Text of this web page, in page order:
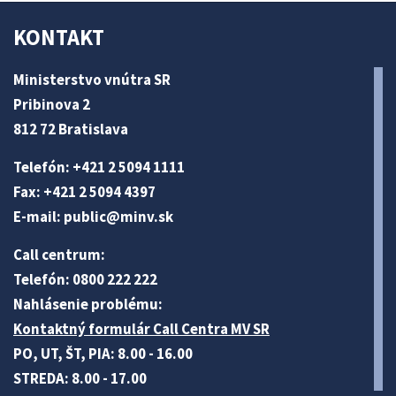
KONTAKT
Ministerstvo vnútra SR
Pribinova 2
812 72 Bratislava
Telefón: +421 2 5094 1111
Fax: +421 2 5094 4397
E-mail: public@minv.sk
Call centrum:
Telefón: 0800 222 222
Nahlásenie problému:
Kontaktný formulár Call Centra MV SR
PO, UT, ŠT, PIA: 8.00 - 16.00
STREDA: 8.00 - 17.00